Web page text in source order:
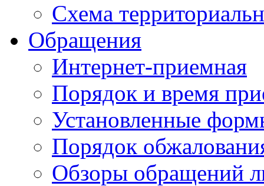
Схема
Обращения
Интернет-приемная
Порядок и время
Установленные
Порядок
Обзоры обращений